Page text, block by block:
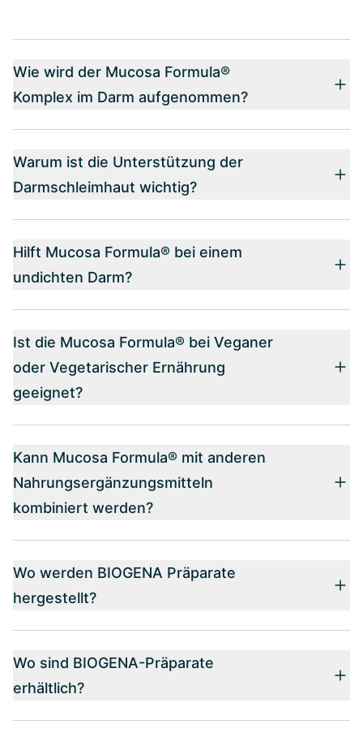
Wie wird der Mucosa Formula®
Komplex im Darm aufgenommen?
Warum ist die Unterstützung der
Darmschleimhaut wichtig?
Hilft Mucosa Formula® bei einem
undichten Darm?
Ist die Mucosa Formula® bei Veganer
oder Vegetarischer Ernährung
geeignet?
Kann Mucosa Formula® mit anderen
Nahrungsergänzungsmitteln
kombiniert werden?
Wo werden BIOGENA Präparate
hergestellt?
Wo sind BIOGENA-Präparate
erhältlich?